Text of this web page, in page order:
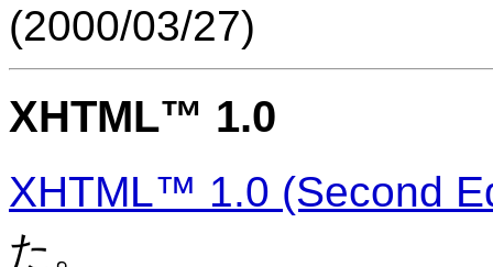
(2000/03/27)
XHTML™ 1.0
XHTML™ 1.0 (Second
た。